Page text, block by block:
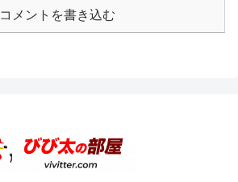
コメントを書き込む